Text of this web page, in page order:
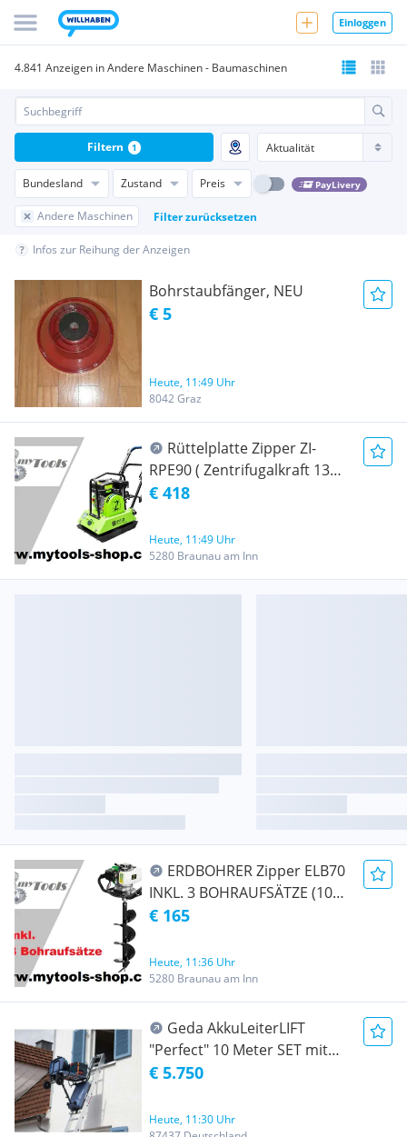
Einloggen
4.841 Anzeigen in Andere Maschinen - Baumaschinen
Bundesland Zustand Preis PayLivery
Andere Maschinen Filter zurücksetzen
Filtern 1
Infos zur Reihung der Anzeigen
Bohrstaubfänger, NEU
€ 5
Heute, 11:49 Uhr
8042 Graz
Rüttelplatte Zipper ZI-
RPE90 ( Zentrifugalkraft 13
KN )
€ 418
Heute, 11:49 Uhr
5280 Braunau am Inn
ERDBOHRER Zipper ELB70
INKL. 3 BOHRAUFSÄTZE (100,
150, 200MM)
€ 165
Heute, 11:36 Uhr
5280 Braunau am Inn
Geda AkkuLeiterLIFT
"Perfect" 10 Meter SET mit
Wlan Modul
€ 5.750
Heute, 11:30 Uhr